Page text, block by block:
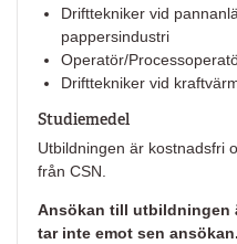
Drifttekniker vid
pappersindustri
Operatör/
Drifttekniker vid
Studiemedel
Utbildningen är kostnadsfri
från CSN.
Ansökan till utbildningen
tar inte emot sen ansökan.